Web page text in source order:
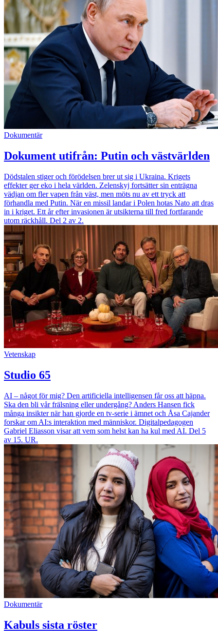
Dokumentär
Dokument utifrån: Putin och västvärlden
Dödstalen stiger och förödelsen brer ut sig i Ukraina. Krigets
effekter ger eko i hela världen. Zelenskyj fortsätter sin enträgna
vädjan om fler vapen från väst, men möts nu av ett tryck att
förhandla med Putin. När en missil landar i Polen hotas Nato att dras
in i kriget. Ett år efter invasionen är utsikterna till fred fortfarande
utom räckhåll. Del 2 av 2.
Vetenskap
Studio 65
AI – något för mig? Den artificiella intelligensen får oss att häpna.
Ska den bli vår frälsning eller undergång? Anders Hansen fick
många insikter när han gjorde en tv-serie i ämnet och Åsa Cajander
forskar om AI:s interaktion med människor. Digitalpedagogen
Gabriel Eliasson visar att vem som helst kan ha kul med AI. Del 5
av 15. UR.
Dokumentär
Kabuls sista röster